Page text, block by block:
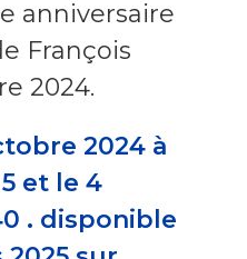
anniversaire
François
2024.
2024 à
et le 4
. disponible